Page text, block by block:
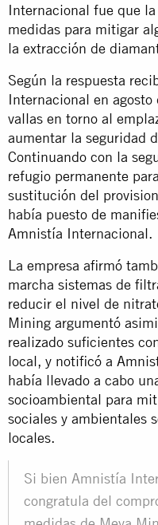
Internacional fue que
medidas para mitigar
la extracción de
Según la respuesta
Internacional en
vallas en torno al
aumentar la seguridad
Continuando con la
refugio permanente
sustitución del
había puesto de
Amnistía Internacional.
La empresa afirmó
marcha sistemas de
reducir el nivel de
Mining argumentó
realizado suficientes
local, y notificó a
había llevado a cabo
socioambiental para
sociales y ambientales
locales.
Si bien Amnistía
congratula del